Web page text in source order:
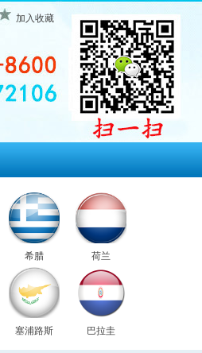
加入收藏
希腊 荷兰
塞浦路斯 巴拉圭